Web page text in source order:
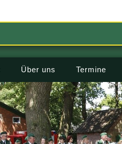
Über uns Termine